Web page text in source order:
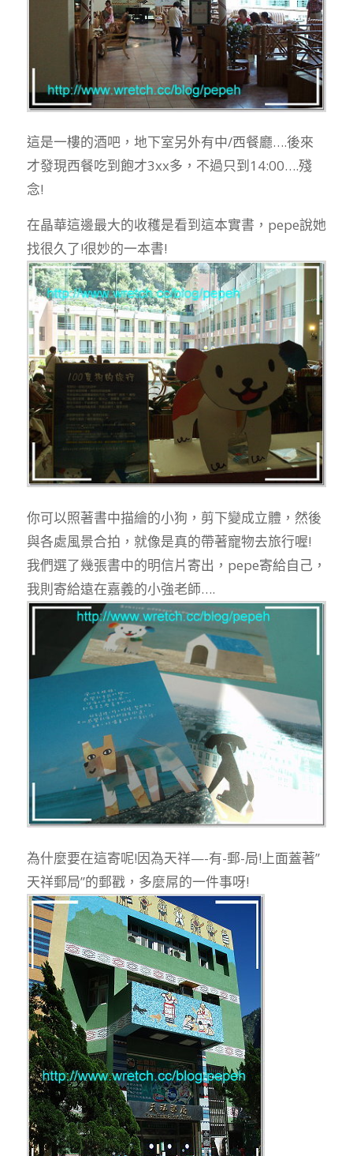
這是一樓的酒吧，地下室另外有中/西餐廳….後來
才發現西餐吃到飽才3xx多，不過只到14:00….殘
念!
在晶華這邊最大的收穫是看到這本實書，pepe說她
找很久了!很妙的一本書!
你可以照著書中描繪的小狗，剪下變成立體，然後
與各處風景合拍，就像是真的帶著寵物去旅行喔!
我們選了幾張書中的明信片寄出，pepe寄給自己，
我則寄給遠在嘉義的小強老師….
為什麼要在這寄呢!因為天祥—-有-郵-局!上面蓋著”
天祥郵局”的郵戳，多麼屌的一件事呀!